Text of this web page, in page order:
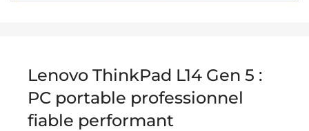
Lenovo ThinkPad L14 Gen 5 :
PC portable professionnel
fiable performant